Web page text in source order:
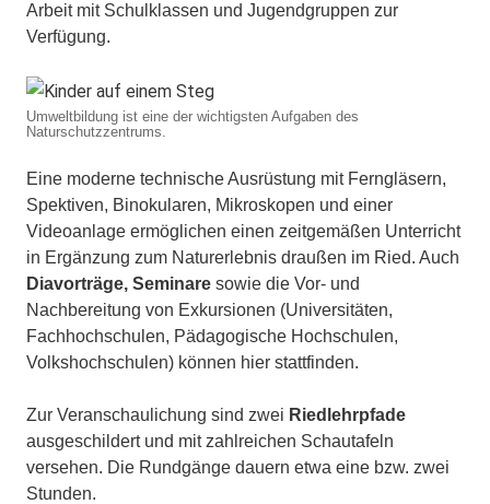
Arbeit mit Schulklassen und Jugendgruppen zur
Verfügung.
Umweltbildung ist eine der wichtigsten Aufgaben des
Naturschutzzentrums.
Eine moderne technische Ausrüstung mit Ferngläsern,
Spektiven, Binokularen, Mikroskopen und einer
Videoanlage ermöglichen einen zeitgemäßen Unterricht
in Ergänzung zum Naturerlebnis draußen im Ried. Auch
Diavorträge, Seminare sowie die Vor- und
Nachbereitung von Exkursionen (Universitäten,
Fachhochschulen, Pädagogische Hochschulen,
Volkshochschulen) können hier stattfinden.
Zur Veranschaulichung sind zwei Riedlehrpfade
ausgeschildert und mit zahlreichen Schautafeln
versehen. Die Rundgänge dauern etwa eine bzw. zwei
Stunden.